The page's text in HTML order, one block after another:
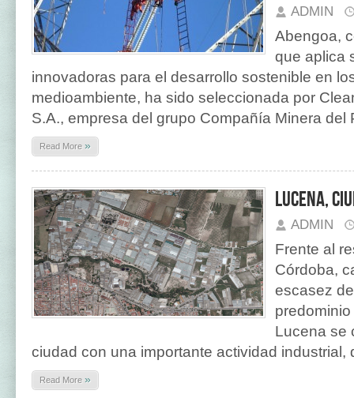
ADMIN
Abengoa,
que aplica
innovadoras para el desarrollo sostenible en
medioambiente, ha sido seleccionada por
S.A., empresa del grupo Compañía Minera del
Read More »
Lucena,
ADMIN
Frente al
Córdoba,
escasez
Lucena se
ciudad con una importante actividad industrial,
Read More »